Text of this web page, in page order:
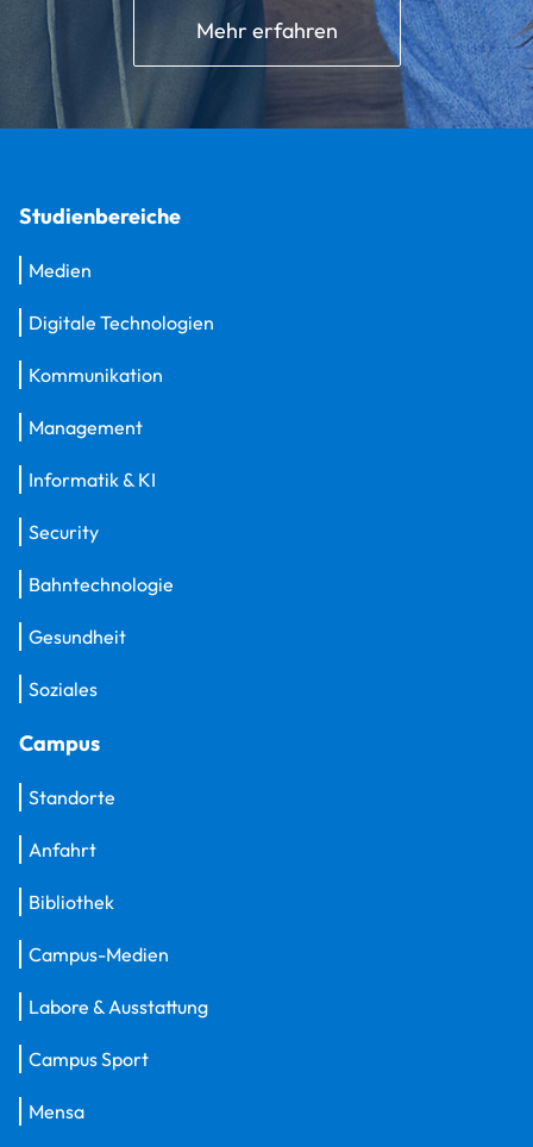
Mehr erfahren
Studienbereiche
Medien
Digitale Technologien
Kommunikation
Management
Informatik & KI
Security
Bahntechnologie
Gesundheit
Soziales
Campus
Standorte
Anfahrt
Bibliothek
Campus-Medien
Labore & Ausstattung
Campus Sport
Mensa